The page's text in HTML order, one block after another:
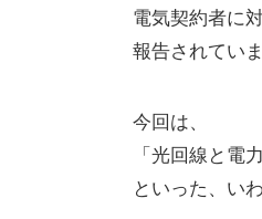
電気契約者に
報告されていま
今回は、
「光回線と電
といった、い